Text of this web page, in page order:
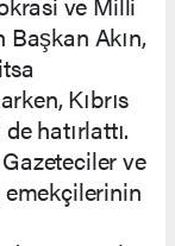
Başkan Akın,
Kıbrıs
hatırlattı.
ve
emekçilerinin